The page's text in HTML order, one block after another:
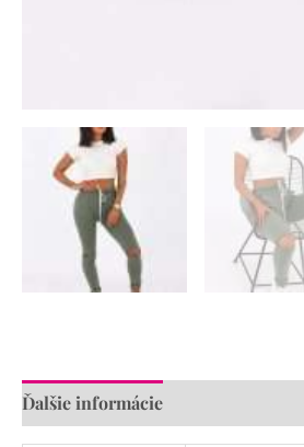
Ďalšie informácie